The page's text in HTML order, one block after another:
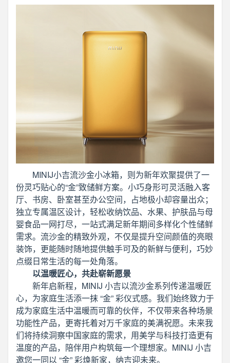
MINIJ小吉流沙金小冰箱，则为新年欢聚提供了一
份灵巧贴心的“金”致储鲜方案。小巧身形可灵活融入客
厅、书房、卧室甚至办公空间，占地极小却容量出众；
独立专属温区设计，轻松收纳饮品、水果、护肤品与母
婴食品一网打尽，一站式满足新年期间多样化个性储鲜
需求。流沙金的精致外观，不仅是提升空间颜值的亮眼
装饰，更能随时随地提供触手可及的新鲜与便利，巧妙
点缀日常生活的每一处角落。
以温暖匠心，共赴崭新愿景
新年启新程，MINIJ 小吉以流沙金系列传递温暖匠
心，为家庭生活添一抹 “金” 彩仪式感。我们始终致力于
成为家庭生活中温暖而可靠的伙伴，不仅带来各种场景
功能性产品，更寄托着对万千家庭的美满祝愿。未来我
们将持续洞察中国家庭的需求，用美学与科技打造更有
温度的产品，陪伴用户构筑每一个理想家。MINIJ 小吉
邀您一同以 “金” 彩焕新家，纳吉迎未来。